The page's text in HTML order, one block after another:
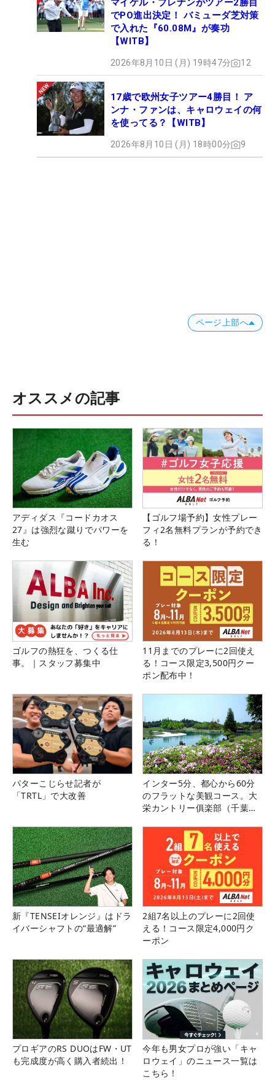
マイケル・ブレナンがツアー2勝目
でPO進出決定！ バミューダ芝対策
で入れた『60.08M』が奏功
【WITB】
2026年8月10日 (月) 19時47分 12
17歳で欧州女子ツアー4勝目！ ア
ンナ・ファンは、キャロウェイの何
を使ってる？【WITB】
2026年8月10日 (月) 18時00分 9
ページ上部へ
オススメの記事
アディダス『コードカオス
27』は強烈な蹴りでパワーを
生む
【ゴルフ場予約】女性プレー
フィ2名無料プランが予約でき
る！
ゴルフの熱狂を、つくる仕
事。｜スタッフ募集中
11月までのプレーに2回使え
る！コース限定3,500円クー
ポン配布中！
パターこじらせ記者が
「TRTL」で大改善
インター5分、都心から60分
のフラットな美観コース。大
栄カントリー俱楽部（千葉
新『TENSEIオレンジ』はドラ
イバーシャフトの“最適解”
2組7名以上のプレーに2回使
える！コース限定4,000円ク
ーポン
プロギアのRS DUOはFW・UT
も完成度が高く購入者続出！
今年も男女プロが強い「キャ
ロウェイ」のニュース一覧は
こちら！